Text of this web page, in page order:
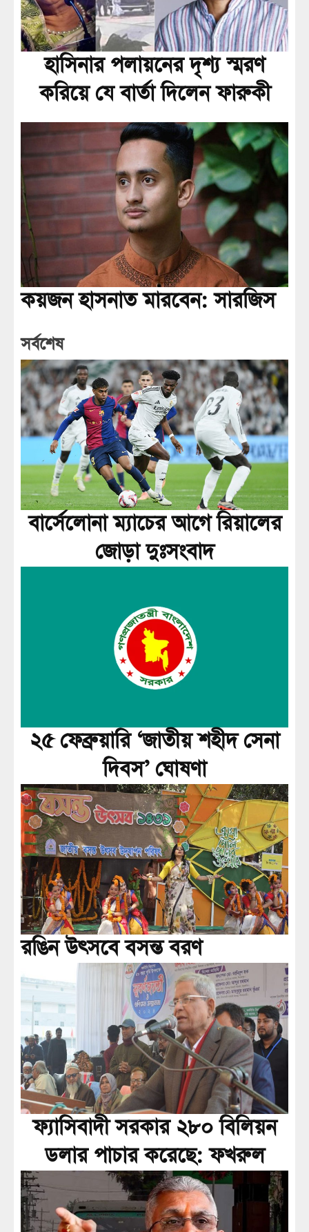
হাসিনার পলায়নের দৃশ্য স্মরণ
করিয়ে যে বার্তা দিলেন ফারুকী
কয়জন হাসনাত মারবেন: সারজিস
সর্বশেষ
বার্সেলোনা ম্যাচের আগে রিয়ালের
জোড়া দুঃসংবাদ
২৫ ফেব্রুয়ারি ‘জাতীয় শহীদ সেনা
দিবস’ ঘোষণা
রঙিন উৎসবে বসন্ত বরণ
ফ্যাসিবাদী সরকার ২৮০ বিলিয়ন
ডলার পাচার করেছে: ফখরুল